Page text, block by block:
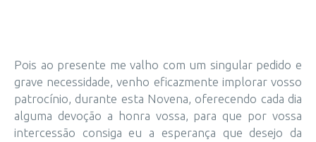
Pois ao presente me valho com um singular pedido e
grave necessidade, venho eficazmente implorar vosso
patrocínio, durante esta Novena, oferecendo cada dia
alguma devoção a honra vossa, para que por vossa
intercessão consiga eu a esperança que desejo da